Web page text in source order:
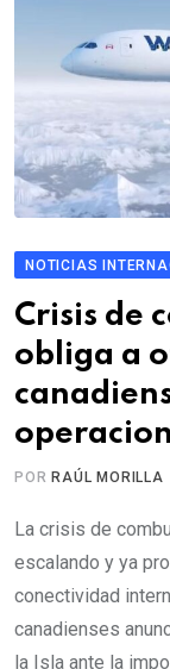
NOTICIAS
Crisis de
obliga a
POR RAÚL MORILLA
La crisis de
escalando y ya
conectividad
canadienses
la Isla ante la